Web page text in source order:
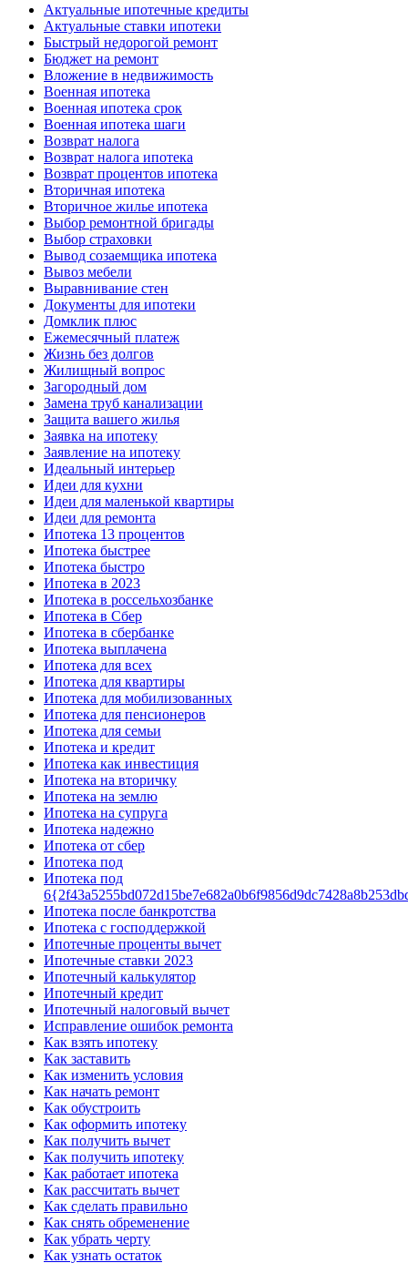
Актуальные ипотечные кредиты
Актуальные ставки ипотеки
Быстрый недорогой ремонт
Бюджет на ремонт
Вложение в недвижимость
Военная ипотека
Военная ипотека срок
Военная ипотека шаги
Возврат налога
Возврат налога ипотека
Возврат процентов ипотека
Вторичная ипотека
Вторичное жилье ипотека
Выбор ремонтной бригады
Выбор страховки
Вывод созаемщика ипотека
Вывоз мебели
Выравнивание стен
Документы для ипотеки
Домклик плюс
Ежемесячный платеж
Жизнь без долгов
Жилищный вопрос
Загородный дом
Замена труб канализации
Защита вашего жилья
Заявка на ипотеку
Заявление на ипотеку
Идеальный интерьер
Идеи для кухни
Идеи для маленькой квартиры
Идеи для ремонта
Ипотека 13 процентов
Ипотека быстрее
Ипотека быстро
Ипотека в 2023
Ипотека в россельхозбанке
Ипотека в Сбер
Ипотека в сбербанке
Ипотека выплачена
Ипотека для всех
Ипотека для квартиры
Ипотека для мобилизованных
Ипотека для пенсионеров
Ипотека для семьи
Ипотека и кредит
Ипотека как инвестиция
Ипотека на вторичку
Ипотека на землю
Ипотека на супруга
Ипотека надежно
Ипотека от сбер
Ипотека под
Ипотека под
Ипотека после банкротства
Ипотека с господдержкой
Ипотечные проценты вычет
Ипотечные ставки 2023
Ипотечный калькулятор
Ипотечный кредит
Ипотечный налоговый вычет
Исправление ошибок ремонта
Как взять ипотеку
Как заставить
Как изменить условия
Как начать ремонт
Как обустроить
Как оформить ипотеку
Как получить вычет
Как получить ипотеку
Как работает ипотека
Как рассчитать вычет
Как сделать правильно
Как снять обременение
Как убрать черту
Как узнать остаток